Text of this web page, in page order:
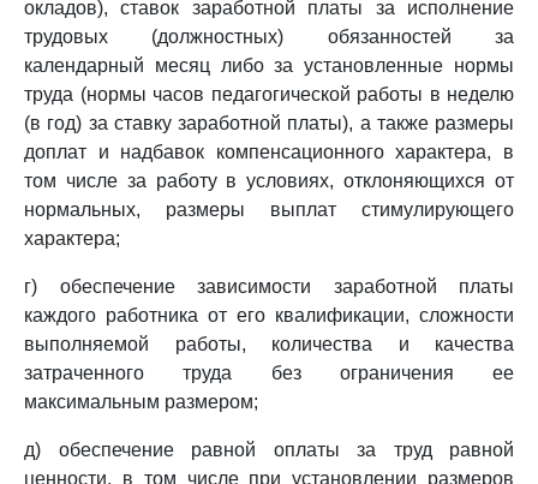
окладов), ставок заработной платы за исполнение
трудовых (должностных) обязанностей за
календарный месяц либо за установленные нормы
труда (нормы часов педагогической работы в неделю
(в год) за ставку заработной платы), а также размеры
доплат и надбавок компенсационного характера, в
том числе за работу в условиях, отклоняющихся от
нормальных, размеры выплат стимулирующего
характера;
г) обеспечение зависимости заработной платы
каждого работника от его квалификации, сложности
выполняемой работы, количества и качества
затраченного труда без ограничения ее
максимальным размером;
д) обеспечение равной оплаты за труд равной
ценности, в том числе при установлении размеров